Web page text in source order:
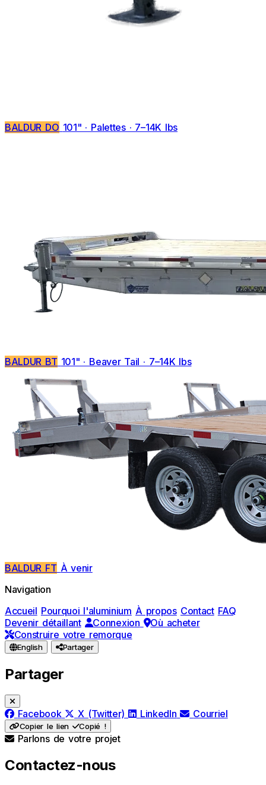
BALDUR DO 101" · Palettes · 7–14K lbs
BALDUR BT 101" · Beaver Tail · 7–14K lbs
BALDUR FT À venir
Navigation
Accueil Pourquoi l'aluminium À propos Contact FAQ
Devenir détaillant
Connexion
Où acheter
Construire votre remorque
English Partager
Partager
Facebook X (Twitter) LinkedIn Courriel
Copier le lien Copié !
Parlons de votre projet
Contactez-nous